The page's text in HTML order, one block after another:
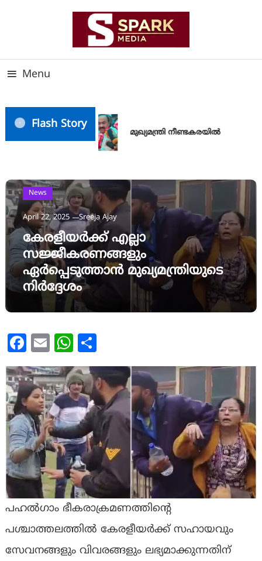
Menu
Flash Story
മുഖ്യമന്ത്രി നീണ്ടകരയിൽ
News
April 22, 2025 Sreeja Ajay
കേരളീയർക്ക് എല്ലാ
സജ്ജീകരണങ്ങളും
ഏർപ്പെടുത്താൻ മുഖ്യമന്ത്രിയുടെ
നിർദ്ദേശം
Facebook
Email WhatsApp
പഹൽഗാം ഭീകരാക്രമണത്തിൻ്റെ
പശ്ചാത്തലത്തിൽ കേരളീയർക്ക് സഹായവും
സേവനങ്ങളും വിവരങ്ങളും ലഭ്യമാക്കുന്നതിന്